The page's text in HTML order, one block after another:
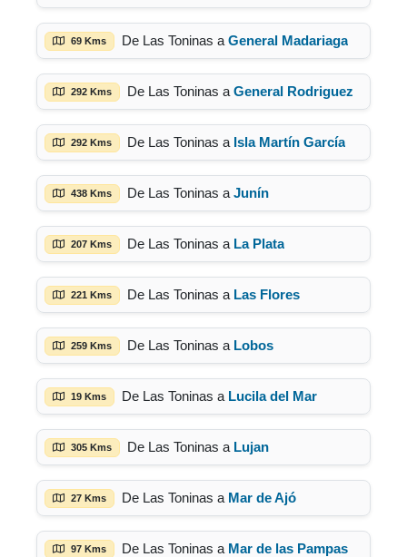
69 Kms De Las Toninas a General Madariaga
292 Kms De Las Toninas a General Rodriguez
292 Kms De Las Toninas a Isla Martín García
438 Kms De Las Toninas a Junín
207 Kms De Las Toninas a La Plata
221 Kms De Las Toninas a Las Flores
259 Kms De Las Toninas a Lobos
19 Kms De Las Toninas a Lucila del Mar
305 Kms De Las Toninas a Lujan
27 Kms De Las Toninas a Mar de Ajó
97 Kms De Las Toninas a Mar de las Pampas